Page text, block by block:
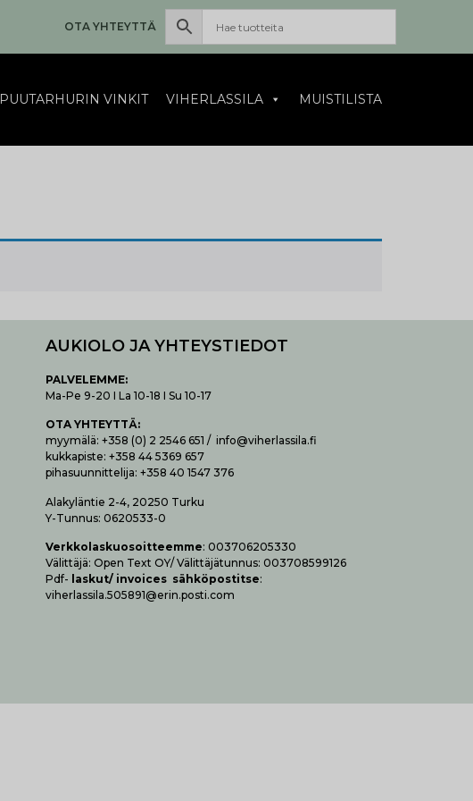
OTA YHTEYTTÄ
PUUTARHURIN VINKIT VIHERLASSILA MUISTILISTA
AUKIOLO JA YHTEYSTIEDOT
PALVELEMME:
Ma-Pe 9-20 I La 10-18 I Su 10-17
OTA YHTEYTTÄ:
myymälä: +358 (0) 2 2546 651 / info@viherlassila.fi
kukkapiste: +358 44 5369 657
pihasuunnittelija: +358 40 1547 376
Alakyläntie 2-4, 20250 Turku
Y-Tunnus: 0620533-0
Verk­ko­las­kuo­soit­teem­me: 003706205330
Vä­lit­tä­jä: Open Text OY/ Vä­lit­tä­jä­tun­nus: 003708599126
Pdf- las­kut/ invoices säh­kö­pos­tit­se:
viherlassila.505891@erin.posti.com